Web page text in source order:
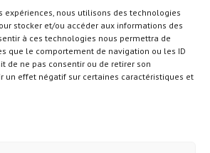
expériences, nous utilisons des technologies
stocker et/ou accéder aux informations des
à ces technologies nous permettra de
que le comportement de navigation ou les ID
de ne pas consentir ou de retirer son
un effet négatif sur certaines caractéristiques et